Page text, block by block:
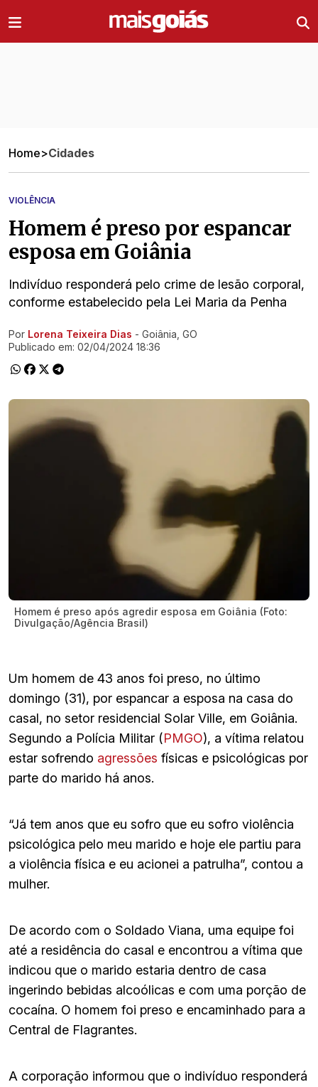
Home>Cidades
VIOLÊNCIA
Homem é preso por espancar
esposa em Goiânia
Indivíduo responderá pelo crime de lesão corporal,
conforme estabelecido pela Lei Maria da Penha
Ir direto pra matéria
Por Lorena Teixeira Dias - Goiânia, GO
Publicado em: 02/04/2024 18:36
Homem é preso após agredir esposa em Goiânia (Foto:
Divulgação/Agência Brasil)
Um homem de 43 anos foi preso, no último
domingo (31), por espancar a esposa na casa do
casal, no setor residencial Solar Ville, em Goiânia.
Segundo a Polícia Militar (PMGO), a vítima relatou
estar sofrendo agressões físicas e psicológicas por
parte do marido há anos.
“Já tem anos que eu sofro que eu sofro violência
psicológica pelo meu marido e hoje ele partiu para
a violência física e eu acionei a patrulha”, contou a
mulher.
De acordo com o Soldado Viana, uma equipe foi
até a residência do casal e encontrou a vítima que
indicou que o marido estaria dentro de casa
ingerindo bebidas alcoólicas e com uma porção de
cocaína. O homem foi preso e encaminhado para a
Central de Flagrantes.
A corporação informou que o indivíduo responderá